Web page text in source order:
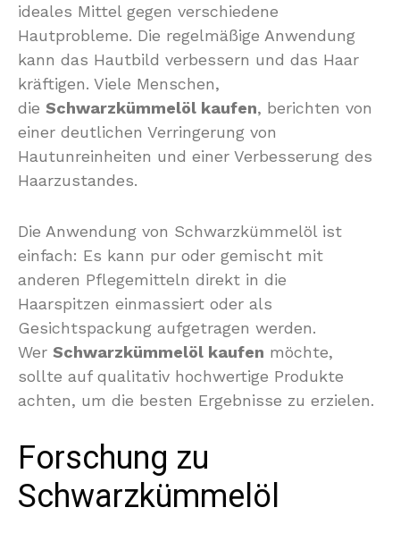
ideales Mittel gegen verschiedene
Hautprobleme. Die regelmäßige Anwendung
kann das Hautbild verbessern und das Haar
kräftigen. Viele Menschen,
die Schwarzkümmelöl kaufen, berichten von
einer deutlichen Verringerung von
Hautunreinheiten und einer Verbesserung des
Haarzustandes.
Die Anwendung von Schwarzkümmelöl ist
einfach: Es kann pur oder gemischt mit
anderen Pflegemitteln direkt in die
Haarspitzen einmassiert oder als
Gesichtspackung aufgetragen werden.
Wer Schwarzkümmelöl kaufen möchte,
sollte auf qualitativ hochwertige Produkte
achten, um die besten Ergebnisse zu erzielen.
Forschung zu
Schwarzkümmelöl